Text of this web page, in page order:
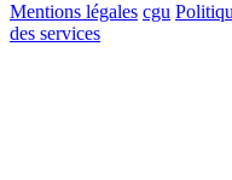
Mentions légales cgu
des services